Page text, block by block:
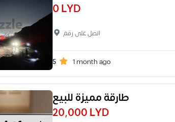
0 LYD
اتصل على رقم
5 1 month ago
طارقة مميزة للبيع
20,000 LYD